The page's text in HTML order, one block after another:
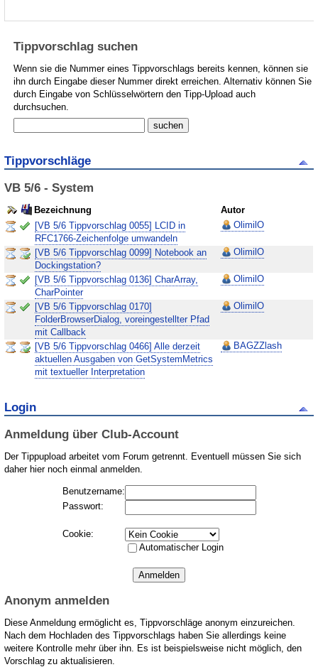
Tippvorschlag suchen
Wenn sie die Nummer eines Tippvorschlags bereits kennen, können sie
ihn durch Eingabe dieser Nummer direkt erreichen. Alternativ können Sie
durch Eingabe von Schlüsselwörtern den Tipp-Upload auch
durchsuchen.
Tippvorschläge
VB 5/6 - System
Bezeichnung
Autor
[VB 5/6 Tippvorschlag 0055] LCID in
RFC1766-Zeichenfolge umwandeln
OlimilO
[VB 5/6 Tippvorschlag 0099] Notebook an
Dockingstation?
OlimilO
[VB 5/6 Tippvorschlag 0136] CharArray,
CharPointer
OlimilO
[VB 5/6 Tippvorschlag 0170]
FolderBrowserDialog, voreingestellter Pfad
mit Callback
OlimilO
[VB 5/6 Tippvorschlag 0466] Alle derzeit
aktuellen Ausgaben von GetSystemMetrics
mit textueller Interpretation
BAGZZlash
Login
Anmeldung über Club-Account
Der Tippupload arbeitet vom Forum getrennt. Eventuell müssen Sie sich
daher hier noch einmal anmelden.
Benutzername:
Passwort:
Cookie:
Automatischer Login
Anonym anmelden
Diese Anmeldung ermöglicht es, Tippvorschläge anonym einzureichen.
Nach dem Hochladen des Tippvorschlags haben Sie allerdings keine
weitere Kontrolle mehr über ihn. Es ist beispielsweise nicht möglich, den
Vorschlag zu aktualisieren.